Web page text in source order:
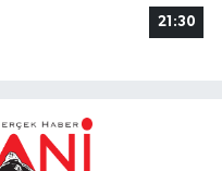
21:30